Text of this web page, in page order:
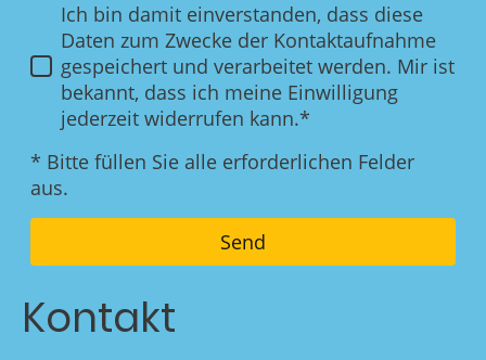
Ich bin damit einverstanden, dass diese
Daten zum Zwecke der Kontaktaufnahme
gespeichert und verarbeitet werden. Mir ist
bekannt, dass ich meine Einwilligung
jederzeit widerrufen kann.*
* Bitte füllen Sie alle erforderlichen Felder
aus.
Send
Kontakt